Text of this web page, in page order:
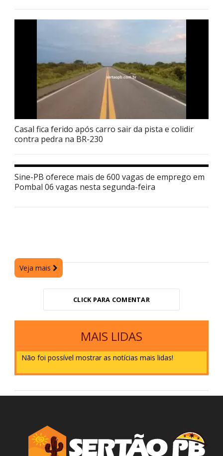
Casal fica ferido após carro sair da pista e colidir
contra pedra na BR-230
Sine-PB oferece mais de 600 vagas de emprego em
Pombal 06 vagas nesta segunda-feira
Veja mais
CLICK PARA COMENTAR
MAIS LIDAS
Não foi possível mostrar as notícias mais lidas!